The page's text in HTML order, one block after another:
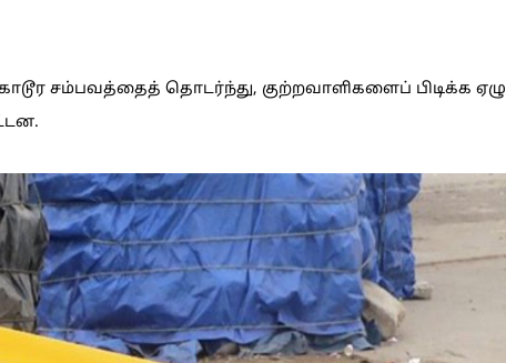
சம்பவத்தைத் தொடர்ந்து, குற்றவாளிகளைப் பிடிக்க ஏழு